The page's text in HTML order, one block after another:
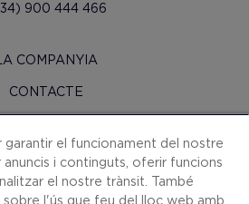
900 444 466
LA COMPANYIA
CONTACTE
DE PREMSA
MAPA WEB
garantir el funcionament del nostre
i continguts, oferir funcions
el nostre trànsit. També
l'ús que feu del lloc web amb